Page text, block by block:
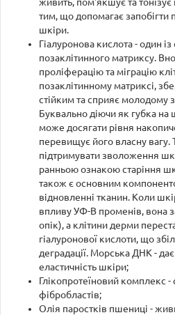
тим, що допомагає запобігти
шкіри.
Гіалуронова кислота - один
позаклітинного матриксу.
проліферацію та міграцію
позаклітинному матриксі,
стійким та сприяє молодому
Буквально діючи як губка на
може досягати рівня
перевищує його власну
підтримувати зволоження
ранньою ознакою старіння
також є основним
відновленні тканин. Коли
впливу УФ-В променів, вона
опік), а клітини дерми
гіалуронової кислоти, що
деградації. Морська ДНК -
еластичність шкіри;
Глікопротеїновий комплекс
фібробластів;
Олія паростків пшениці -